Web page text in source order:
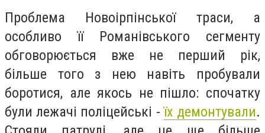
Проблема Новоірпінської траси, а
особливо її Романівського сегменту
обговорюється вже не перший рік,
більше того з нею навіть пробували
боротися, але якось не пішло: спочатку
були лежачі поліцейські -їх демонтували.